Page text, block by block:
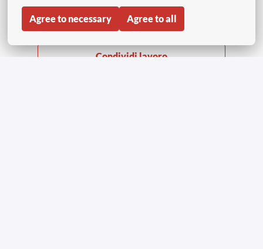
Agree to necessary Agree to all
Update cookies
Condividi lavoro